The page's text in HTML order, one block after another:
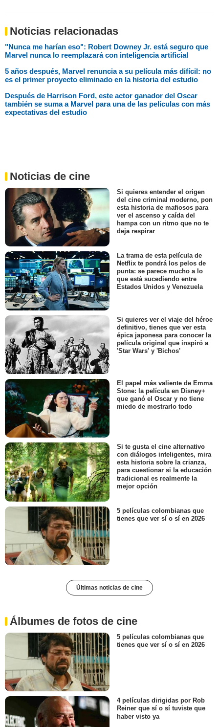
Noticias relacionadas
"Nunca me harían eso": Robert Downey Jr. está seguro que
Marvel nunca lo reemplazará con inteligencia artificial
5 años después, Marvel renuncia a su película más difícil: no
es el primer proyecto eliminado en la historia del estudio
Después de Harrison Ford, este actor ganador del Oscar
también se suma a Marvel para una de las películas con más
expectativas del estudio
Noticias de cine
Si quieres entender el origen
del cine criminal moderno, pon
esta historia de mafiosos para
ver el ascenso y caída del
hampa con un ritmo que no te
deja respirar
La trama de esta película de
Netflix te pondrá los pelos de
punta: se parece mucho a lo
que está sucediendo entre
Estados Unidos y Venezuela
Si quieres ver el viaje del héroe
definitivo, tienes que ver esta
épica japonesa para conocer la
película original que inspiró a
'Star Wars' y 'Bichos'
El papel más valiente de Emma
Stone: la película en Disney+
que ganó el Oscar y no tiene
miedo de mostrarlo todo
Si te gusta el cine alternativo
con diálogos inteligentes, mira
esta historia sobre la crianza,
para cuestionar si la educación
tradicional es realmente la
mejor opción
5 películas colombianas que
tienes que ver sí o sí en 2026
Últimas noticias de cine
Álbumes de fotos de cine
5 películas colombianas que
tienes que ver sí o sí en 2026
4 películas dirigidas por Rob
Reiner que sí o sí tuviste que
haber visto ya